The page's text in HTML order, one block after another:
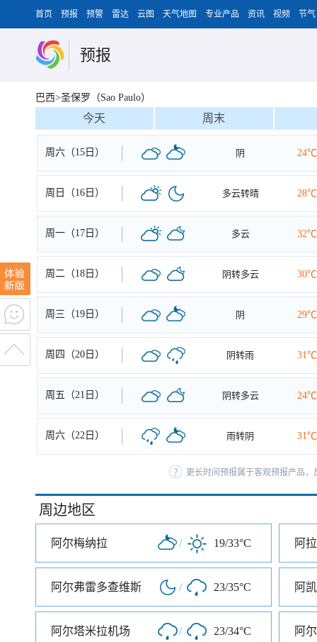
首页 预报 预警 雷达 云图 天气地图 专业产品 资讯 视频 节气
预报
巴西>圣保罗（Sao Paulo）
今天 周末
周六（15日） 阴 24℃
周日（16日） 多云转晴 28℃
周一（17日） 多云 32℃
周二（18日） 阴转多云 30℃
周三（19日） 阴 29℃
周四（20日） 阴转雨 31℃
周五（21日） 阴转多云 24℃
周六（22日） 雨转阴 31℃
更长时间预报属于客观预报产品
周边地区
阿尔梅纳拉 / 19/33°C 阿
阿尔弗雷多查维斯 / 23/35°C 阿
阿尔塔米拉机场 / 23/34°C 阿